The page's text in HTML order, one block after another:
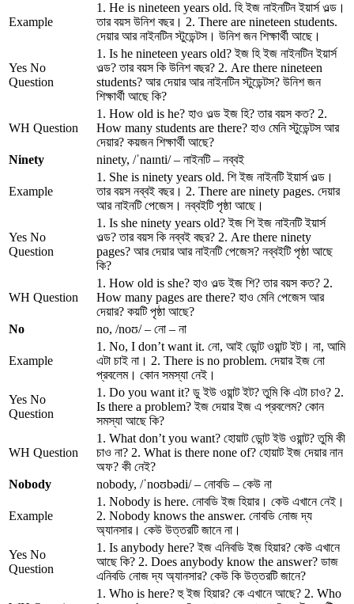
Example
1. He is nineteen years old. হি ইজ নাইনটিন ইয়ার্স ওল্ড।
তার বয়স উনিশ বছর। 2. There are nineteen students.
দেয়ার আর নাইনটিন স্টুডেন্টস। উনিশ জন শিক্ষার্থী আছে।
Yes No
Question
1. Is he nineteen years old? ইজ হি ইজ নাইনটিন ইয়ার্স
ওল্ড? তার বয়স কি উনিশ বছর? 2. Are there nineteen
students? আর দেয়ার আর নাইনটিন স্টুডেন্টস? উনিশ জন
শিক্ষার্থী আছে কি?
WH Question
1. How old is he? হাও ওল্ড ইজ হি? তার বয়স কত? 2.
How many students are there? হাও মেনি স্টুডেন্টস আর
দেয়ার? কয়জন শিক্ষার্থী আছে?
Ninety
ninety, /ˈnaɪnti/ – নাইনটি – নব্বই
Example
1. She is ninety years old. শি ইজ নাইনটি ইয়ার্স ওল্ড।
তার বয়স নব্বই বছর। 2. There are ninety pages. দেয়ার
আর নাইনটি পেজেস। নব্বইটি পৃষ্ঠা আছে।
Yes No
Question
1. Is she ninety years old? ইজ শি ইজ নাইনটি ইয়ার্স
ওল্ড? তার বয়স কি নব্বই বছর? 2. Are there ninety
pages? আর দেয়ার আর নাইনটি পেজেস? নব্বইটি পৃষ্ঠা আছে
কি?
WH Question
1. How old is she? হাও ওল্ড ইজ শি? তার বয়স কত? 2.
How many pages are there? হাও মেনি পেজেস আর
দেয়ার? কয়টি পৃষ্ঠা আছে?
No
no, /noʊ/ – নো – না
Example
1. No, I don’t want it. নো, আই ডোন্ট ওয়ান্ট ইট। না, আমি
এটা চাই না। 2. There is no problem. দেয়ার ইজ নো
প্রবলেম। কোন সমস্যা নেই।
Yes No
Question
1. Do you want it? ডু ইউ ওয়ান্ট ইট? তুমি কি এটা চাও? 2.
Is there a problem? ইজ দেয়ার ইজ এ প্রবলেম? কোন
সমস্যা আছে কি?
WH Question
1. What don’t you want? হোয়াট ডোন্ট ইউ ওয়ান্ট? তুমি কী
চাও না? 2. What is there none of? হোয়াট ইজ দেয়ার নান
অফ? কী নেই?
Nobody
nobody, /ˈnoʊbədi/ – নোবডি – কেউ না
Example
1. Nobody is here. নোবডি ইজ হিয়ার। কেউ এখানে নেই।
2. Nobody knows the answer. নোবডি নোজ দ্য
অ্যানসার। কেউ উত্তরটি জানে না।
Yes No
Question
1. Is anybody here? ইজ এনিবডি ইজ হিয়ার? কেউ এখানে
আছে কি? 2. Does anybody know the answer? ডাজ
এনিবডি নোজ দ্য অ্যানসার? কেউ কি উত্তরটি জানে?
1. Who is here? হু ইজ হিয়ার? কে এখানে আছে? 2. Who